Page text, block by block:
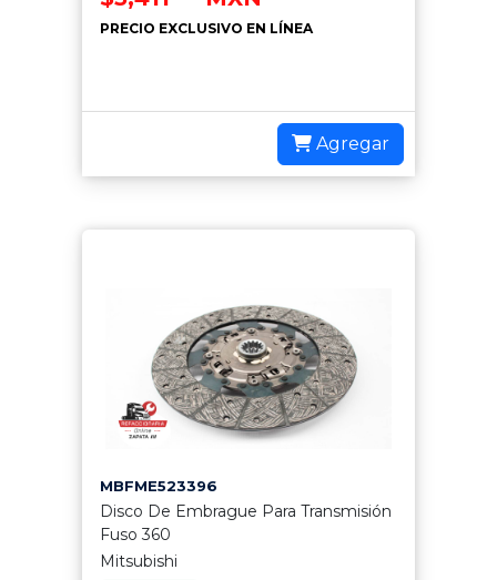
PRECIO EXCLUSIVO EN LÍNEA
Agregar
MBFME523396
Disco De Embrague Para Transmisión
Fuso 360
Mitsubishi